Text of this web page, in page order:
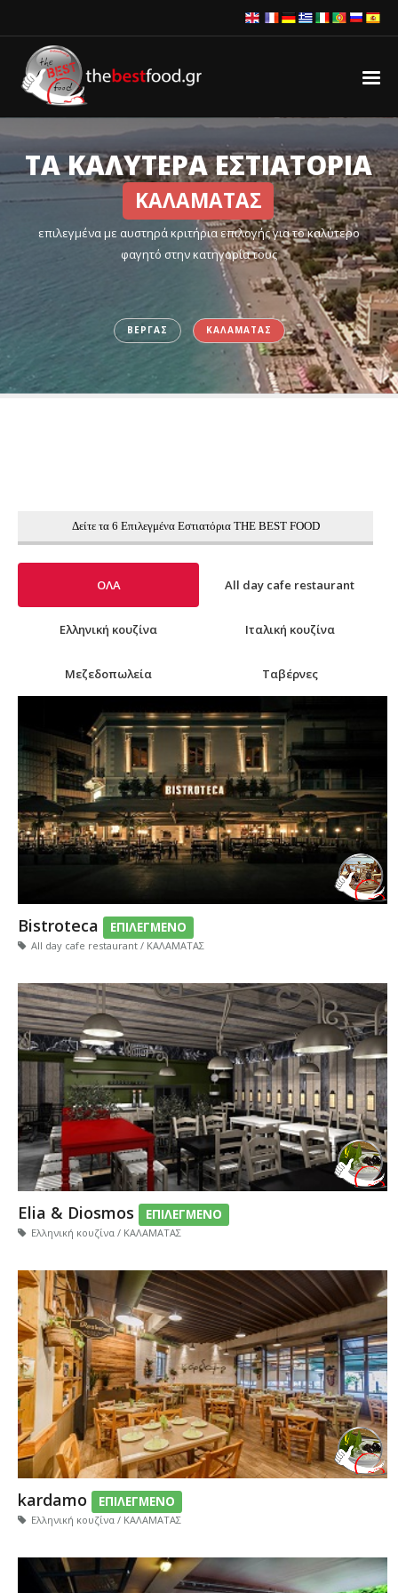
ΤΑ ΚΑΛΥΤΕΡΑ ΕΣΤΙΑΤΟΡΙΑ
ΚΑΛΑΜΑΤΑΣ
επιλεγμένα με αυστηρά κριτήρια επιλογής για το καλύτερο
φαγητό στην κατηγορία τους
ΒΕΡΓΑΣ ΚΑΛΑΜΑΤΑΣ
Δείτε τα 6 Επιλεγμένα Εστιατόρια THE BEST FOOD
ΟΛΑ All day cafe restaurant
Ελληνική κουζίνα Ιταλική κουζίνα
Μεζεδοπωλεία Ταβέρνες
Bistroteca ΕΠΙΛΕΓΜΕΝΟ
All day cafe restaurant / ΚΑΛΑΜΑΤΑΣ
Elia & Diosmos ΕΠΙΛΕΓΜΕΝΟ
Ελληνική κουζίνα / ΚΑΛΑΜΑΤΑΣ
kardamo ΕΠΙΛΕΓΜΕΝΟ
Ελληνική κουζίνα / ΚΑΛΑΜΑΤΑΣ